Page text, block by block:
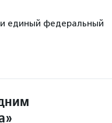
единый федеральный